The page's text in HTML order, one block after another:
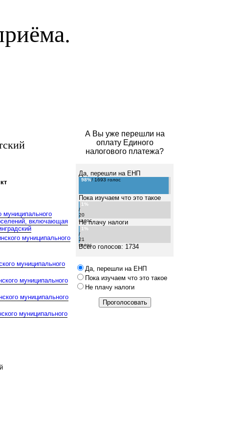
А Вы уже перешли на
оплату Единого
налогового платежа?
Да, перешли на ЕНП
98%/ 1693 голос
Пока изучаем что это такое
1%
/
20
голос
Не плачу налоги
1%
/
21
голос
Всего голосов: 1734
Да, перешли на ЕНП
Пока изучаем что это такое
Не плачу налоги
муниципального
включающая
муниципального
муниципального
муниципального
муниципального
муниципального